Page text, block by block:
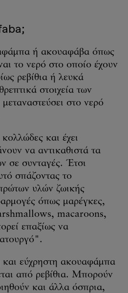
ή ακουαφάβα όπως
το νερό στο οποίο έχουν
ρεβίθια ή λευκά
στοιχεία των
στο νερό
και έχει
να αντικαθιστά τα
σε συνταγές. Έτσι
σπάζοντας το
υλών ζωικής
όπως μαρέγκες,
macaroons,
επαξίως να
εύχρηστη ακουαφάμπα
από ρεβίθια. Μπορούν
και άλλα όσπρια,